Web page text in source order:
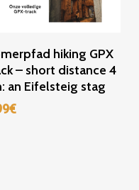
Ajouter Au Panier
hiking GPX
– short distance 4
an Eifelsteig stag
€